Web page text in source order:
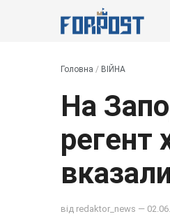
Головна / ВІЙНА
На
регент
від redaktor_news —